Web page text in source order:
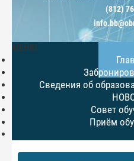
(812)
МЕНЮ
Сведения об
Совет
Приём